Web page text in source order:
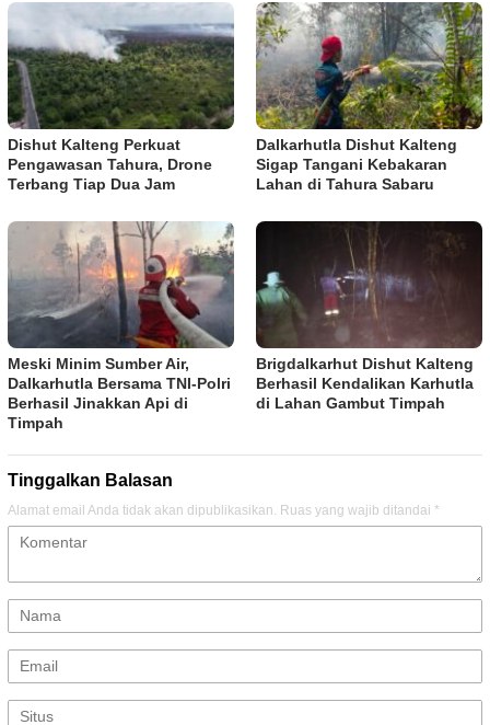
Dishut Kalteng Perkuat
Pengawasan Tahura, Drone
Terbang Tiap Dua Jam
Dalkarhutla Dishut Kalteng
Sigap Tangani Kebakaran
Lahan di Tahura Sabaru
Meski Minim Sumber Air,
Dalkarhutla Bersama TNI-Polri
Berhasil Jinakkan Api di
Timpah
Brigdalkarhut Dishut Kalteng
Berhasil Kendalikan Karhutla
di Lahan Gambut Timpah
Tinggalkan Balasan
Alamat email Anda tidak akan dipublikasikan. Ruas yang wajib ditandai *